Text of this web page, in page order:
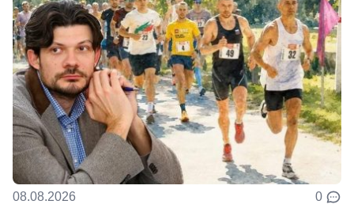
08.08.2026 0